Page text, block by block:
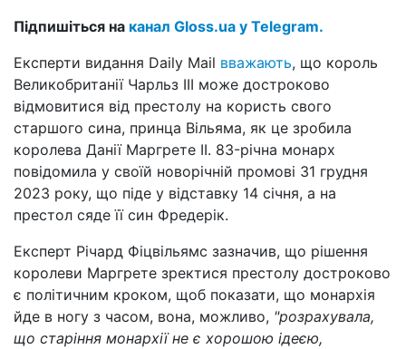
Підпишіться на канал Gloss.ua у Telegram.
Експерти видання Daily Mail вважають, що король
Великобританії Чарльз ІІІ може достроково
відмовитися від престолу на користь свого
старшого сина, принца Вільяма, як це зробила
королева Данії Маргрете II. 83-річна монарх
повідомила у своїй новорічній промові 31 грудня
2023 року, що піде у відставку 14 січня, а на
престол сяде її син Фредерік.
Експерт Річард Фіцвільямс зазначив, що рішення
королеви Маргрете зректися престолу достроково
є політичним кроком, щоб показати, що монархія
йде в ногу з часом, вона, можливо, "розрахувала,
що старіння монархії не є хорошою ідеєю,